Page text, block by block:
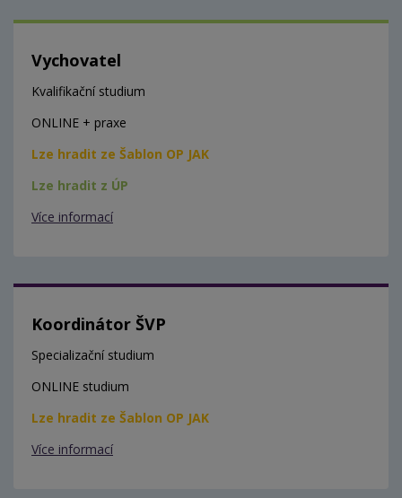
Vychovatel
Kvalifikační studium
ONLINE + praxe
Lze hradit ze Šablon OP JAK
Lze hradit z ÚP
Více informací
Koordinátor ŠVP
Specializační studium
ONLINE studium
Lze hradit ze Šablon OP JAK
Více informací